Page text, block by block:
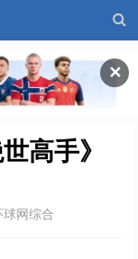
✕
高手》
球网综合